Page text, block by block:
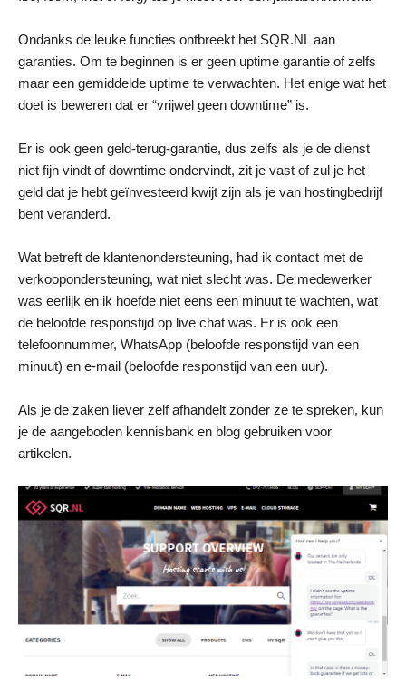
Ondanks de leuke functies ontbreekt het SQR.NL aan
garanties. Om te beginnen is er geen uptime garantie of zelfs
maar een gemiddelde uptime te verwachten. Het enige wat het
doet is beweren dat er “vrijwel geen downtime” is.
Er is ook geen geld-terug-garantie, dus zelfs als je de dienst
niet fijn vindt of downtime ondervindt, zit je vast of zul je het
geld dat je hebt geïnvesteerd kwijt zijn als je van hostingbedrijf
bent veranderd.
Wat betreft de klantenondersteuning, had ik contact met de
verkoopondersteuning, wat niet slecht was. De medewerker
was eerlijk en ik hoefde niet eens een minuut te wachten, wat
de beloofde responstijd op live chat was. Er is ook een
telefoonnummer, WhatsApp (beloofde responstijd van een
minuut) en e-mail (beloofde responstijd van een uur).
Als je de zaken liever zelf afhandelt zonder ze te spreken, kun
je de aangeboden kennisbank en blog gebruiken voor
artikelen.